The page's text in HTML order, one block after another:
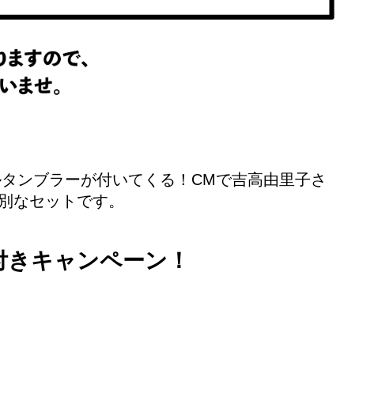
ンブラーが付いてくる！CMで吉高由里子さ
なセットです。
キャンペーン！